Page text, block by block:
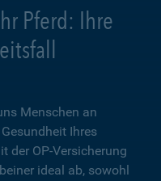
Pferd: Ihre
Menschen an
Ihres
der OP-Versicherung
ideal ab, sowohl